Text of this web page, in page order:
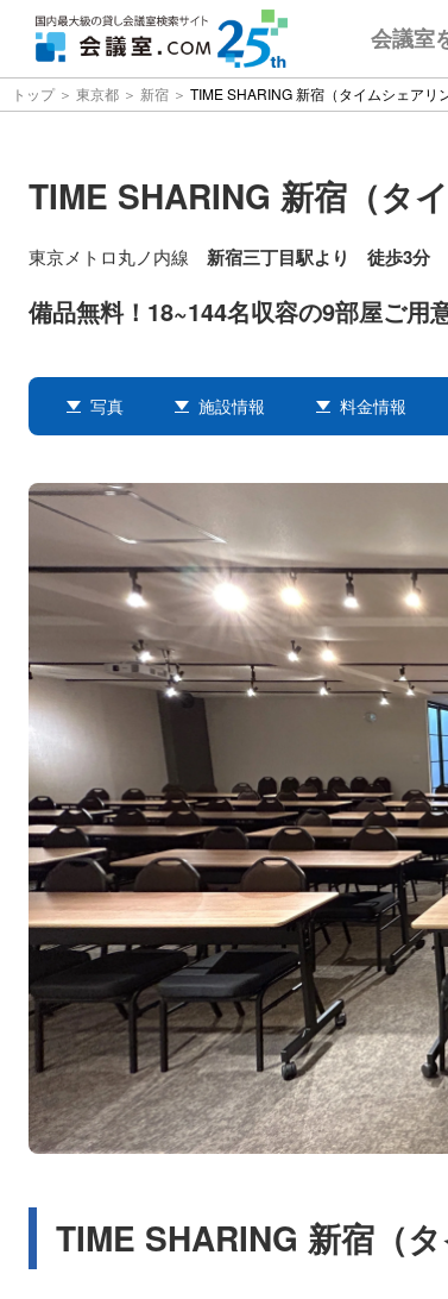
会議室
トップ 東京都 新宿 TIME SHARING 新宿（タイムシェアリ
TIME SHARING 新宿（タ
東京メトロ丸ノ内線 新宿三丁目駅より 徒歩3分
備品無料！18~144名収容の9部屋ご用
写真 施設情報 料金情報
TIME SHARING 新宿（